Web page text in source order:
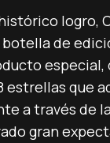
logro,
botella de
estrellas que
a través de
gran